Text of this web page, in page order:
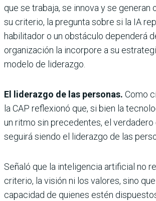
que se trabaja, se innova y se generan
su criterio, la pregunta sobre si la IA
habilitador o un obstáculo dependerá
organización la incorpore a su
modelo de liderazgo.
El liderazgo de las personas. Como
la CAP reflexionó que, si bien la
un ritmo sin precedentes, el verdadero
seguirá siendo el liderazgo de las
Señaló que la inteligencia artificial no
criterio, la visión ni los valores, sino
capacidad de quienes estén